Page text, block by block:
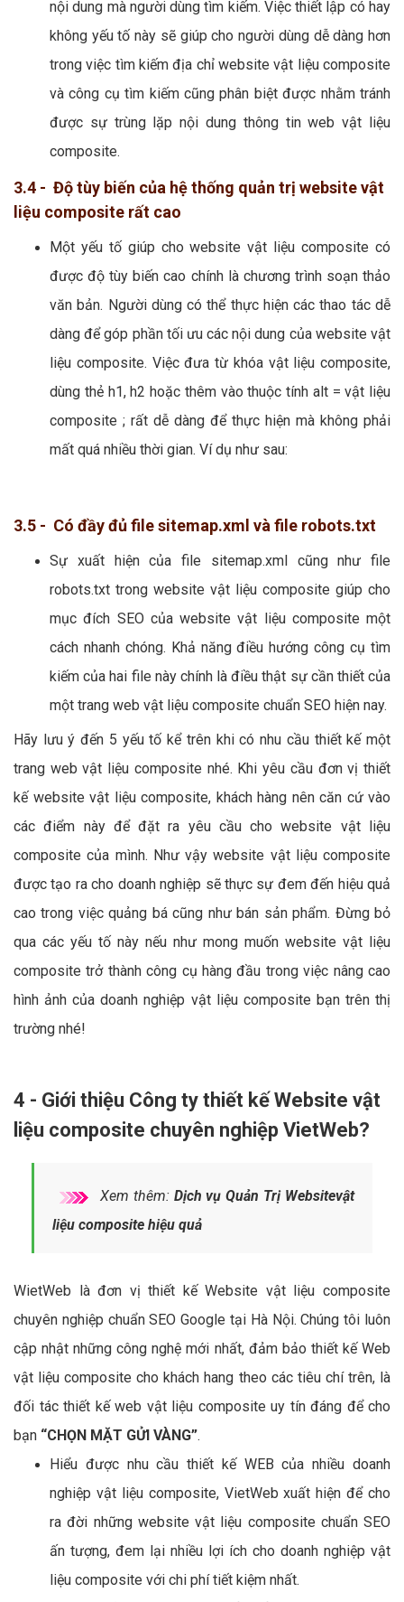
nội dung mà người dùng tìm kiếm. Việc thiết lập có hay
không yếu tố này sẽ giúp cho người dùng dễ dàng hơn
trong việc tìm kiếm địa chỉ website vật liệu composite
và công cụ tìm kiếm cũng phân biệt được nhằm tránh
được sự trùng lặp nội dung thông tin web vật liệu
composite.
3.4 - Độ tùy biến của hệ thống quản trị website vật
liệu composite rất cao
Một yếu tố giúp cho website vật liệu composite có
được độ tùy biến cao chính là chương trình soạn thảo
văn bản. Người dùng có thể thực hiện các thao tác dễ
dàng để góp phần tối ưu các nội dung của website vật
liệu composite. Việc đưa từ khóa vật liệu composite,
dùng thẻ h1, h2 hoặc thêm vào thuộc tính alt = vật liệu
composite ; rất dễ dàng để thực hiện mà không phải
mất quá nhiều thời gian. Ví dụ như sau:
3.5 - Có đầy đủ file sitemap.xml và file robots.txt
Sự xuất hiện của file sitemap.xml cũng như file
robots.txt trong website vật liệu composite giúp cho
mục đích SEO của website vật liệu composite một
cách nhanh chóng. Khả năng điều hướng công cụ tìm
kiếm của hai file này chính là điều thật sự cần thiết của
một trang web vật liệu composite chuẩn SEO hiện nay.
Hãy lưu ý đến 5 yếu tố kể trên khi có nhu cầu thiết kế một
trang web vật liệu composite nhé. Khi yêu cầu đơn vị thiết
kế website vật liệu composite, khách hàng nên căn cứ vào
các điểm này để đặt ra yêu cầu cho website vật liệu
composite của mình. Như vậy website vật liệu composite
cao trong việc quảng bá cũng như bán sản phẩm. Đừng bỏ
qua các yếu tố này nếu như mong muốn website vật liệu
trường nhé!
liệu composite chuyên nghiệp VietWeb?
Xem thêm:Dịch vụ Quản Trị Websitevật
liệu composite hiệu quả
WietWeb là đơn vị thiết kế Website vật liệu composite
chuyên nghiệp chuẩn SEO Google tại Hà Nội. Chúng tôi luôn
cập nhật những công nghệ mới nhất, đảm bảo thiết kế Web
vật liệu composite cho khách hang theo các tiêu chí trên, là
đối tác thiết kế web vật liệu composite uy tín đáng để cho